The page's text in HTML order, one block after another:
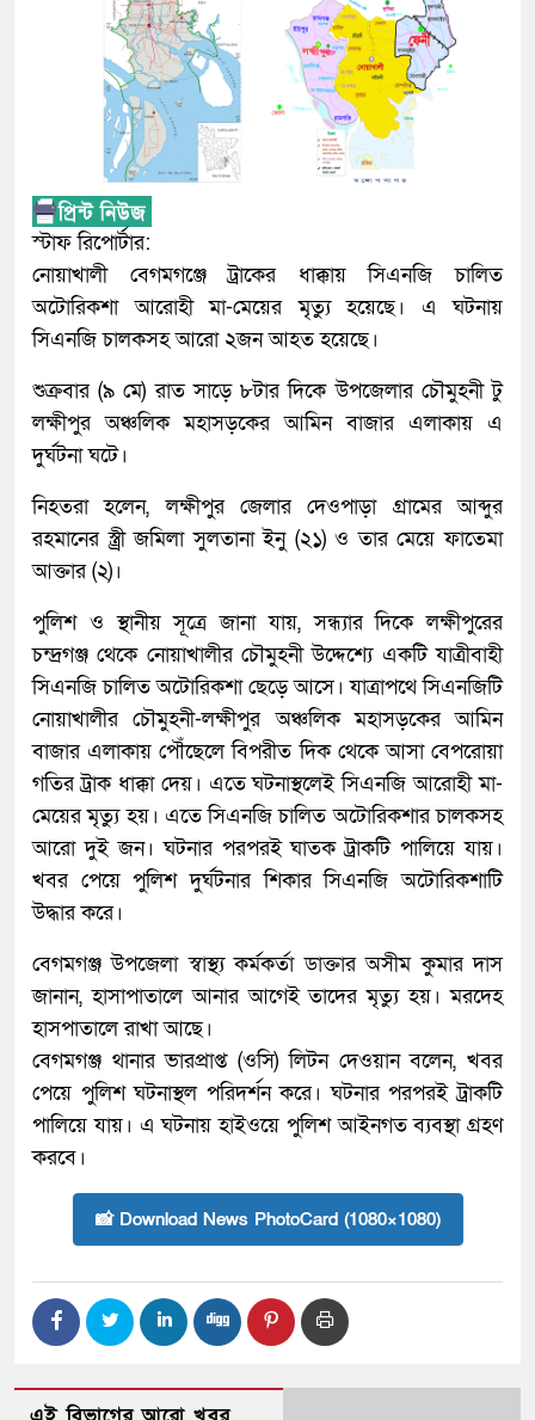
স্টাফ রিপোর্টার:
নোয়াখালী বেগমগঞ্জে ট্রাকের ধাক্কায় সিএনজি চালিত
অটোরিকশা আরোহী মা-মেয়ের মৃত্যু হয়েছে। এ ঘটনায়
সিএনজি চালকসহ আরো ২জন আহত হয়েছে।
শুক্রবার (৯ মে) রাত সাড়ে ৮টার দিকে উপজেলার চৌমুহনী টু
লক্ষীপুর অঞ্চলিক মহাসড়কের আমিন বাজার এলাকায় এ
দুর্ঘটনা ঘটে।
নিহতরা হলেন, লক্ষীপুর জেলার দেওপাড়া গ্রামের আব্দুর
রহমানের স্ত্র্রী জমিলা সুলতানা ইনু (২১) ও তার মেয়ে ফাতেমা
আক্তার (২)।
পুলিশ ও স্থানীয় সূত্রে জানা যায়, সন্ধ্যার দিকে লক্ষীপুরের
চন্দ্রগঞ্জ থেকে নোয়াখালীর চৌমুহনী উদ্দেশ্যে একটি যাত্রীবাহী
সিএনজি চালিত অটোরিকশা ছেড়ে আসে। যাত্রাপথে সিএনজিটি
নোয়াখালীর চৌমুহনী-লক্ষীপুর অঞ্চলিক মহাসড়কের আমিন
বাজার এলাকায় পৌঁছেলে বিপরীত দিক থেকে আসা বেপরোয়া
গতির ট্রাক ধাক্কা দেয়। এতে ঘটনাস্থলেই সিএনজি আরোহী মা-
মেয়ের মৃত্যু হয়। এতে সিএনজি চালিত অটোরিকশার চালকসহ
আরো দুই জন। ঘটনার পরপরই ঘাতক ট্রাকটি পালিয়ে যায়।
খবর পেয়ে পুলিশ দুর্ঘটনার শিকার সিএনজি অটোরিকশাটি
উদ্ধার করে।
বেগমগঞ্জ উপজেলা স্বাস্থ্য কর্মকর্তা ডাক্তার অসীম কুমার দাস
জানান, হাসাপাতালে আনার আগেই তাদের মৃত্যু হয়। মরদেহ
হাসপাতালে রাখা আছে।
বেগমগঞ্জ থানার ভারপ্রাপ্ত (ওসি) লিটন দেওয়ান বলেন, খবর
পেয়ে পুলিশ ঘটনাস্থল পরিদর্শন করে। ঘটনার পরপরই ট্রাকটি
পালিয়ে যায়। এ ঘটনায় হাইওয়ে পুলিশ আইনগত ব্যবস্থা গ্রহণ
করবে।
📸 Download News PhotoCard (1080×1080)